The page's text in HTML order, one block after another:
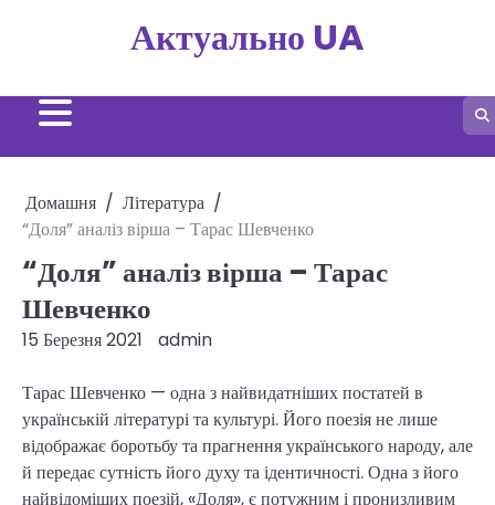
Актуально UA
Домашня
Література
“Доля” аналіз вірша – Тарас Шевченко
“Доля” аналіз вірша – Тарас
Шевченко
15 Березня 2021 admin
Тарас Шевченко — одна з найвидатніших постатей в
українській літературі та культурі. Його поезія не лише
відображає боротьбу та прагнення українського народу, але
й передає сутність його духу та ідентичності. Одна з його
найвідоміших поезій, «Доля», є потужним і пронизливим